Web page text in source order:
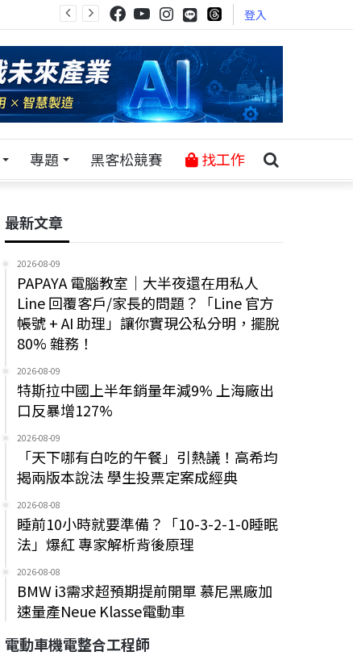
登入
專題 黑客松競賽 找工作
最新文章
2026-08-09
PAPAYA 電腦教室｜大半夜還在用私人
Line 回覆客戶/家長的問題？「Line 官方
帳號 + AI 助理」讓你實現公私分明，擺脫
80% 雜務！
2026-08-09
特斯拉中國上半年銷量年減9% 上海廠出
口反暴增127%
2026-08-09
「天下哪有白吃的午餐」引熱議！高希均
揭兩版本說法 學生投票定案成經典
2026-08-08
睡前10小時就要準備？「10-3-2-1-0睡眠
法」爆紅 專家解析背後原理
2026-08-08
BMW i3需求超預期提前開單 慕尼黑廠加
速量產Neue Klasse電動車
電動車機電整合工程師